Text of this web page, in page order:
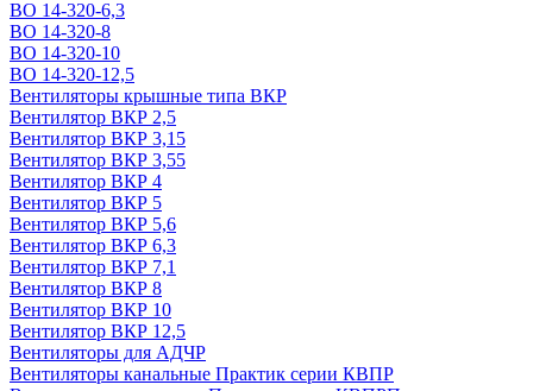
ВО 14-320-6,3
ВО 14-320-8
ВО 14-320-10
ВО 14-320-12,5
Вентиляторы крышные типа ВКР
Вентилятор ВКР 2,5
Вентилятор ВКР 3,15
Вентилятор ВКР 3,55
Вентилятор ВКР 4
Вентилятор ВКР 5
Вентилятор ВКР 5,6
Вентилятор ВКР 6,3
Вентилятор ВКР 7,1
Вентилятор ВКР 8
Вентилятор ВКР 10
Вентилятор ВКР 12,5
Вентиляторы для АДЧР
Вентиляторы канальные Практик серии КВПР